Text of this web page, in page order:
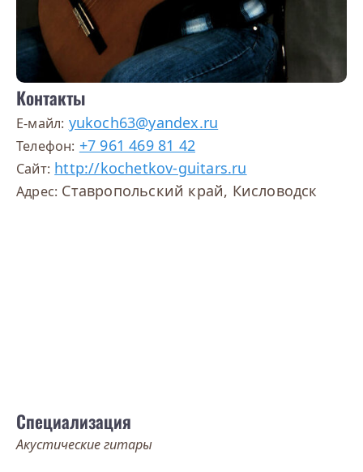
Контакты
E-майл: yukoch63@yandex.ru
Телефон: +7 961 469 81 42
Сайт: http://kochetkov-guitars.ru
Адрес: Ставропольский край, Кисловодск
Специализация
Акустические гитары